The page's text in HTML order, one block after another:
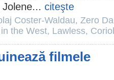
citeşte
Coster-Waldau, Zero
the West, Lawless,
filmele